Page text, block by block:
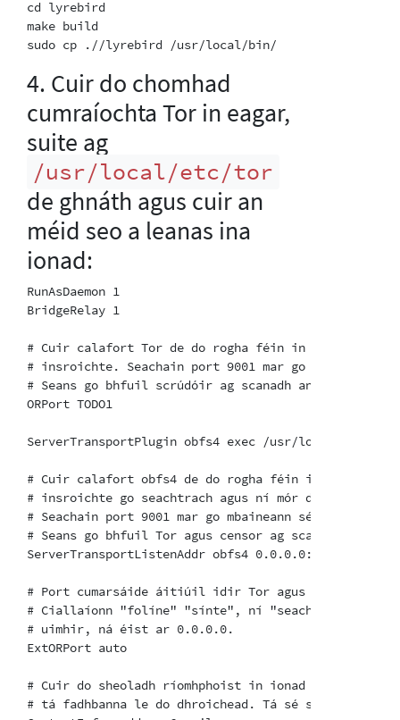
cd lyrebird
make build
4. Cuir do chomhad
cumraíochta Tor in eagar,
suite ag
/usr/local/etc/tor
de ghnáth agus cuir an
méid seo a leanas ina
ionad:
RunAsDaemon 1
BridgeRelay 1
# Cuir calafort Tor de do rogha féin in ionad
# insroichte. Seachain port 9001 mar go mbaineann
# Seans go bhfuil scrúdóir ag scanadh an Idirlín
ORPort TODO1
ServerTransportPlugin obfs4 exec /usr/local/bin/
# Cuir calafort obfs4 de do rogha féin in ionad
# insroichte go seachtrach agus ní mór dó a bheith
# Seachain port 9001 mar go mbaineann sé le
# Seans go bhfuil Tor agus censor ag scanadh an
ServerTransportListenAddr obfs4 0.0.0.0:TODO2
# Port cumarsáide áitiúil idir Tor agus obfs4.
# Ciallaíonn "folíne" "sínte", ní "seachtrach". Ná
# uimhir, ná éist ar 0.0.0.0.
ExtORPort auto
# Cuir do sheoladh ríomhphoist in ionad
# tá fadhbanna le do dhroichead. Tá sé seo